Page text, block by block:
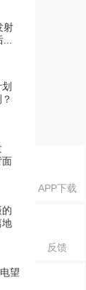
APP下载
反馈
射
面
地
望